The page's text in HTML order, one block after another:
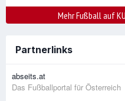
Mehr Fußball auf
Partnerlinks
abseits.at
Das Fußballportal für Österreich